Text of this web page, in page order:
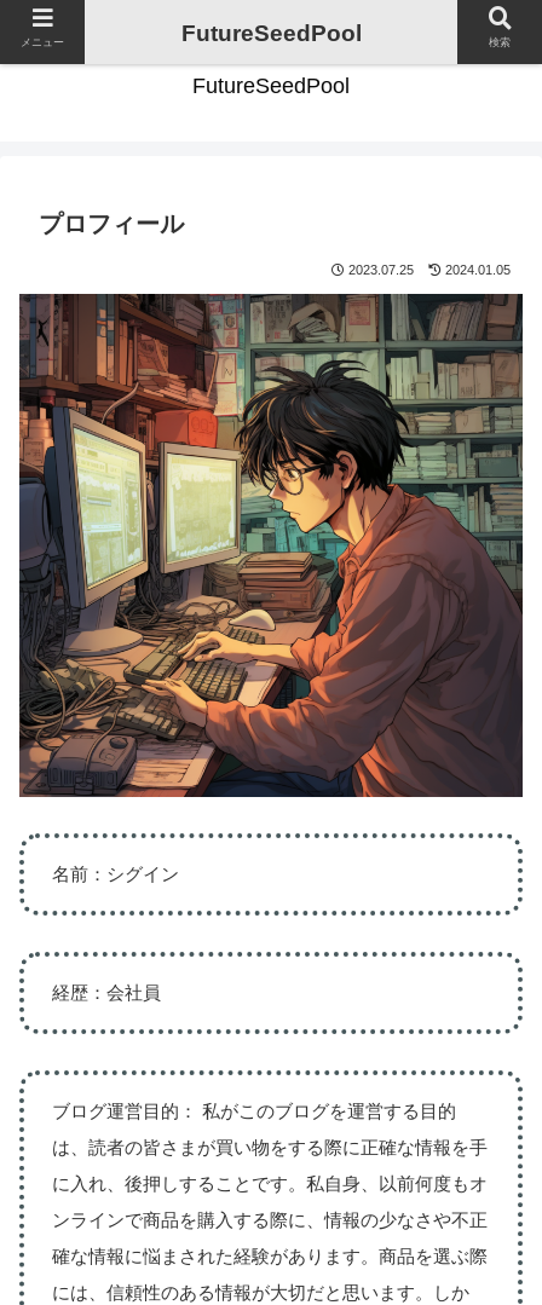
FutureSeedPool：未来への種まき、あなたの選択を豊かにする"
FutureSeedPool
プロフィール
2023.07.25 2024.01.05
名前：シグイン
経歴：会社員
ブログ運営目的： 私がこのブログを運営する目的
は、読者の皆さまが買い物をする際に正確な情報を手
に入れ、後押しすることです。私自身、以前何度もオ
ンラインで商品を購入する際に、情報の少なさや不正
確な情報に悩まされた経験があります。商品を選ぶ際
には、信頼性のある情報が大切だと思います。しか
メニュー FutureSeedPool 検索